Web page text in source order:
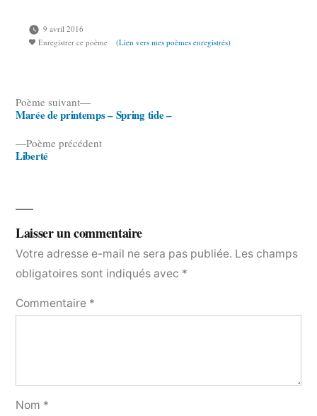
9 avril 2016
Enregistrer ce poème
(Lien vers mes poèmes enregistrés)
Navigation
dePoème précédentPoème
Liberté
Poème suivant
Poème
suivant :
Marée de printemps – Spring tide –
Laisser un commentaire
Votre adresse e-mail ne sera pas publiée. Les champs
obligatoires sont indiqués avec *
Commentaire *
Nom *